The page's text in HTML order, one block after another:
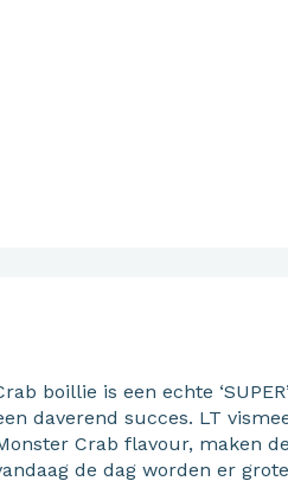
boillie is een echte
daverend succes. LT
Crab flavour, maken
de dag worden er grote